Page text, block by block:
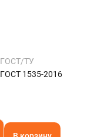
ГОСТ/ТУ
ГОСТ 1535-2016